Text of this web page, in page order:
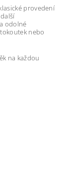
provedení
odolné
nebo
na každou